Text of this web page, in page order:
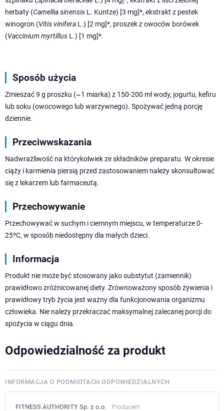
herbaty (Camellia sinensis L. Kuntze) [3 mg]*, ekstrakt z pestek
winogron (Vitis vinifera L.) [2 mg]*, proszek z owoców borówek
(Vaccinium myrtillus L.) [1 mg]*.
Sposób użycia
Zmieszać 9 g proszku (~1 miarka) z 150-200 ml wody, jogurtu, kefiru
lub soku (owocowego lub warzywnego). Spożywać jedną porcję
dziennie.
Przeciwwskazania
Nadwrażliwość na którykolwiek ze składników preparatu. W okresie
ciąży i karmienia piersią przed zastosowaniem należy skonsultować
się z lekarzem lub farmaceutą.
Przechowywanie
Przechowywać w suchym i ciemnym miejscu, w temperaturze 0-
25ºC, w sposób niedostępny dla małych dzieci.
Informacja
Produkt nie może być stosowany jako substytut (zamiennik)
prawidłowo zróżnicowanej diety. Zrównoważony sposób żywienia i
prawidłowy tryb życia jest ważny dla funkcjonowania organizmu
człowieka. Nie należy przekraczać maksymalnej zalecanej porcji do
spożycia w ciągu dnia.
Odpowiedzialność za produkt
INFORMACJA O PODMIOTACH ODPOWIEDZIALNYCH
FITNESS AUTHORITY Sp. z o.o. Producent